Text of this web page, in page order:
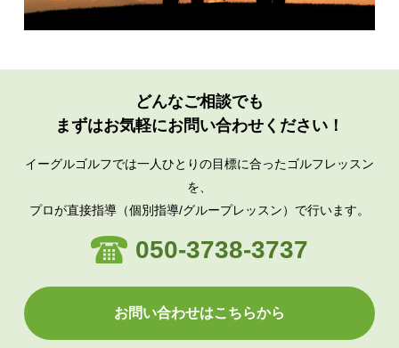
どんなご相談でも
まずはお気軽にお問い合わせください！
イーグルゴルフでは一人ひとりの目標に合ったゴルフレッスン
を、
プロが直接指導（個別指導/グループレッスン）で行います。
050-3738-3737
お問い合わせはこちらから